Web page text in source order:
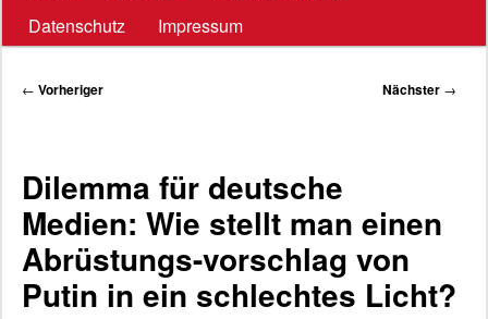
Datenschutz
Impressum
Beitragsnavigation
← Vorheriger Nächster →
Dilemma für deutsche
Medien: Wie stellt man einen
Abrüstungs-vorschlag von
Putin in ein schlechtes Licht?